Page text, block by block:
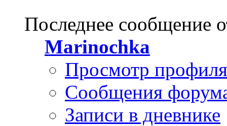
Последнее сообщение
Marinochka
Просмотр профиля
Сообщения
Записи в дневнике